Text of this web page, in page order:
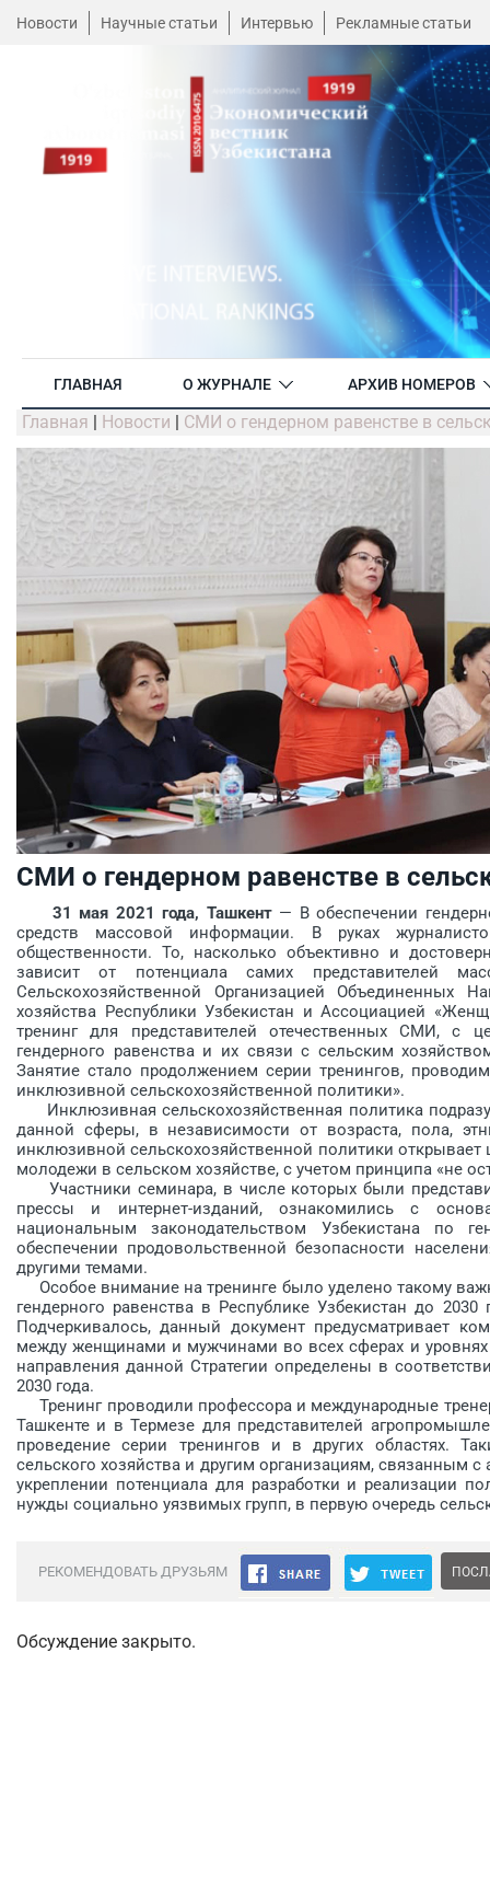
Новости Научные статьи Интервью Рекламные статьи
ГЛАВНАЯ О ЖУРНАЛЕ АРХИВ НОМЕРОВ
Главная | Новости | СМИ о гендерном равенстве в
СМИ о гендерном равенстве в
31 мая 2021 года, Ташкент— В обеспечении
средств массовой информации. В руках
общественности. То, насколько объективно и
зависит от потенциала самих представителей
Сельскохозяйственной Организацией Объединенных
хозяйства Республики Узбекистан и Ассоциацией
тренинг для представителей отечественных СМИ, с
гендерного равенства и их связи с сельским
Занятие стало продолжением серии тренингов,
инклюзивной сельскохозяйственной политики».
Инклюзивная сельскохозяйственная политика
данной сферы, в независимости от возраста, пола,
инклюзивной сельскохозяйственной политики
молодежи в сельском хозяйстве, с учетом принципа «не
Участники семинара, в числе которых были
прессы и интернет-изданий, ознакомились с
национальным законодательством Узбекистана
обеспечении продовольственной безопасности
другими темами.
Особое внимание на тренинге было уделено такому
гендерного равенства в Республике Узбекистан до
Подчеркивалось, данный документ предусматривает
между женщинами и мужчинами во всех сферах и
направления данной Стратегии определены в
2030 года.
Тренинг проводили профессора и международные
Ташкенте и в Термезе для представителей
проведение серии тренингов и в других областях.
сельского хозяйства и другим организациям,
укреплении потенциала для разработки и реализации
нужды социально уязвимых групп, в первую очередь
РЕКОМЕНДОВАТЬ ДРУЗЬЯМ
Обсуждение закрыто.